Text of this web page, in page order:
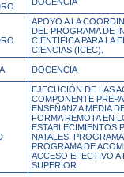
APOYO A LA
DEL PROGRAMA DE
CIENTIFICA PARA LA
CIENCIAS (ICEC).
DOCENCIA
EJECUCIÓN DE LAS
COMPONENTE
ENSEÑANZA MEDIA
FORMA REMOTA EN
ESTABLECIMIENTOS
NATALES.
PROGRAMA DE
ACCESO EFECTIVO A
SUPERIOR